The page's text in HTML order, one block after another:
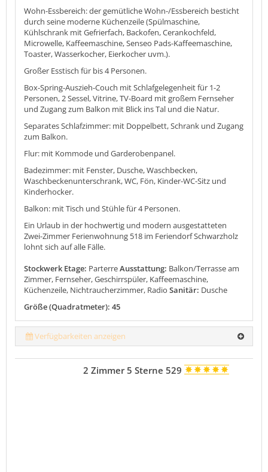
Wohn-Essbereich: der gemütliche Wohn-/Essbereich besticht
durch seine moderne Küchenzeile (Spülmaschine,
Kühlschrank mit Gefrierfach, Backofen, Cerankochfeld,
Microwelle, Kaffeemaschine, Senseo Pads-Kaffeemaschine,
Toaster, Wasserkocher, Eierkocher uvm.).
Großer Esstisch für bis 4 Personen.
Box-Spring-Auszieh-Couch mit Schlafgelegenheit für 1-2
Personen, 2 Sessel, Vitrine, TV-Board mit großem Fernseher
und Zugang zum Balkon mit Blick ins Tal und die Natur.
Separates Schlafzimmer: mit Doppelbett, Schrank und Zugang
zum Balkon.
Flur: mit Kommode und Garderobenpanel.
Badezimmer: mit Fenster, Dusche, Waschbecken,
Waschbeckenunterschrank, WC, Fön, Kinder-WC-Sitz und
Kinderhocker.
Balkon: mit Tisch und Stühle für 4 Personen.
Ein Urlaub in der hochwertig und modern ausgestatteten
Zwei-Zimmer Ferienwohnung 518 im Feriendorf Schwarzholz
lohnt sich auf alle Fälle.
Stockwerk Etage: ParterreAusstattung: Balkon/Terrasse am
Zimmer, Fernseher, Geschirrspüler, Kaffeemaschine,
Küchenzeile, Nichtraucherzimmer, Radio Sanitär: Dusche
Größe (Quadratmeter): 45
Verfügbarkeiten anzeigen
2 Zimmer 5 Sterne 529